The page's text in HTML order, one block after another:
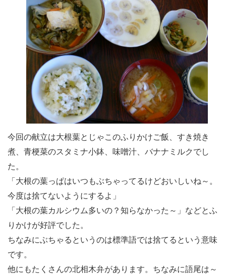
今回の献立は大根葉とじゃこのふりかけご飯、すき焼き
煮、青梗菜のスタミナ小鉢、味噌汁、バナナミルクでし
た。
「大根の葉っぱはいつもぶちゃってるけどおいしいね～。
今度は捨てないようにするよ」
「大根の葉カルシウム多いの？知らなかった～」などとふ
りかけが好評でした。
ちなみにぶちゃるというのは標準語では捨てるという意味
です。
他にもたくさんの北相木弁があります。ちなみに語尾は～